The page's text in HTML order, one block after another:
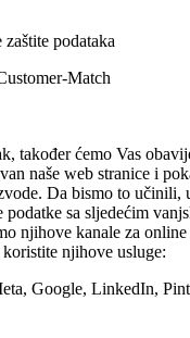
podataka
Match
također ćemo Vas
naše web stranice i
Da bismo to učinili,
podatke sa sljedećim
njihove kanale za
njihove usluge:
Google, LinkedIn,